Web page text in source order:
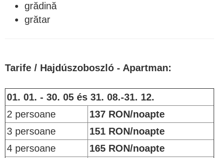
grădină
grătar
Tarife / Hajdúszoboszló - Apartman:
01. 01. - 30. 05 és 31. 08.-31. 12.
2 persoane
137 RON/noapte
3 persoane
151 RON/noapte
4 persoane
165 RON/noapte